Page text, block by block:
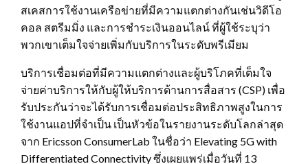
สเคสการใช้งานเครือข่ายที่มีความแตกต่างกันเช่นวิดีโอ
คอล สตรีมมิ่ง และการชำระเงินออนไลน์ ที่ผู้ใช้ระบุว่า
พวกเขาเต็มใจจ่ายเพิ่มกับบริการในระดับพรีเมียม
บริการเชื่อมต่อที่มีความแตกต่างและผู้บริโภคที่เต็มใจ
จ่ายค่าบริการให้กับผู้ให้บริการด้านการสื่อสาร (CSP) เพื่อ
รับประกันว่าจะได้รับการเชื่อมต่อประสิทธิภาพสูงในการ
ใช้งานแอปที่จำเป็น เป็นหัวข้อในรายงานระดับโลกล่าสุด
จาก Ericsson ConsumerLab ในชื่อว่า Elevating 5G with
Differentiated Connectivity ซึ่งเผยแพร่เมื่อวันที่ 13